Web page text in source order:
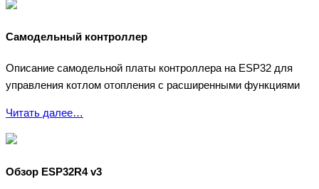
Самодельный контроллер
Описание самодельной платы контроллера на ESP32 для
управления котлом отопления с расширенными функциями
Читать далее…
Обзор ESP32R4 v3